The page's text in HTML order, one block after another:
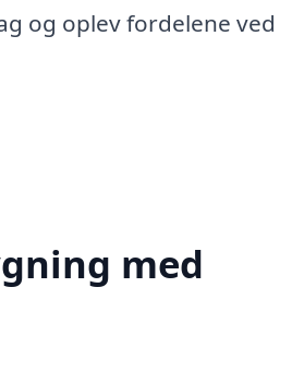
og oplev fordelene ved
med